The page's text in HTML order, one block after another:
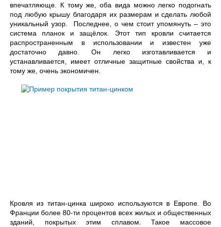
впечатляюще. К тому же, оба вида можно легко подогнать
под любую крышу благодаря их размерам и сделать любой
уникальный узор. Последнее, о чем стоит упомянуть – это
система планок и защёлок. Этот тип кровли считается
распространенным в использовании и известен уже
достаточно давно. Он легко изготавливается и
устанавливается, имеет отличные защитные свойства и, к
тому же, очень экономичен.
Кровля из титан-цинка широко используются в Европе. Во
Франции более 80-ти процентов всех жилых и общественных
зданий, покрытых этим сплавом. Такое массовое